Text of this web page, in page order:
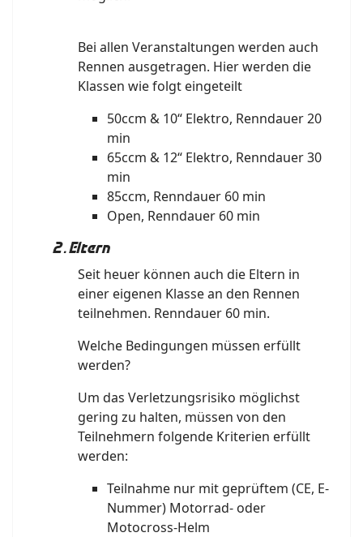
Bei allen Veranstaltungen werden auch
Rennen ausgetragen. Hier werden die
Klassen wie folgt eingeteilt
50ccm & 10“ Elektro, Renndauer 20
min
65ccm & 12“ Elektro, Renndauer 30
min
85ccm, Renndauer 60 min
Open, Renndauer 60 min
2. Eltern
Seit heuer können auch die Eltern in
einer eigenen Klasse an den Rennen
teilnehmen. Renndauer 60 min.
Welche Bedingungen müssen erfüllt
werden?
Um das Verletzungsrisiko möglichst
gering zu halten, müssen von den
Teilnehmern folgende Kriterien erfüllt
werden:
Teilnahme nur mit geprüftem (CE, E-
Nummer) Motorrad- oder
Motocross-Helm